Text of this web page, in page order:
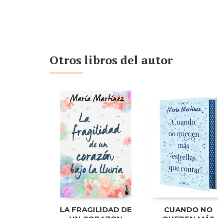
Otros libros del autor
LA FRAGILIDAD DE
CUANDO NO